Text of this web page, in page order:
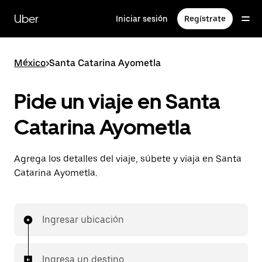
contenido
principal
Uber Iniciar sesión Regístrate
México>Santa Catarina Ayometla
Pide un viaje en Santa
Catarina Ayometla
Agrega los detalles del viaje, súbete y viaja en Santa
Catarina Ayometla.
Ingresar ubicación
Ingresa un destino